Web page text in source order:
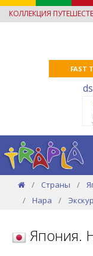
КОЛЛЕКЦИЯ
FAST
Страны
Нара
Япония.